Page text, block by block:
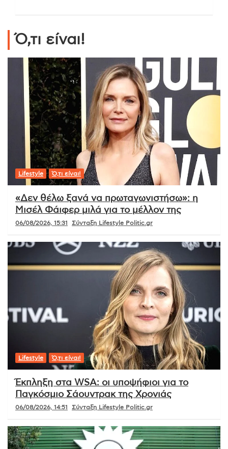
Ό,τι είναι!
Lifestyle Ό,τι είναι!
«Δεν θέλω ξανά να πρωταγωνιστήσω»: η
Μισέλ Φάιφερ μιλά για το μέλλον της
06/08/2026, 15:31 Σύνταξη Lifestyle Politic.gr
Lifestyle Ό,τι είναι!
Έκπληξη στα WSA: οι υποψήφιοι για το
Παγκόσμιο Σάουντρακ της Χρονιάς
06/08/2026, 14:51 Σύνταξη Lifestyle Politic.gr